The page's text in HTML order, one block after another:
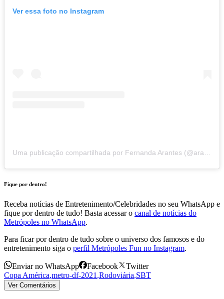
Ver essa foto no Instagram
Fique por dentro!
Receba notícias de Entretenimento/Celebridades no seu WhatsApp e
fique por dentro de tudo! Basta acessar o canal de notícias do
Metrópoles no WhatsApp.
Para ficar por dentro de tudo sobre o universo dos famosos e do
entretenimento siga o perfil Metrópoles Fun no Instagram.
Enviar no WhatsApp Facebook
Twitter
Copa América,metro-df-2021 ,Rodoviária,SBT
Ver Comentários